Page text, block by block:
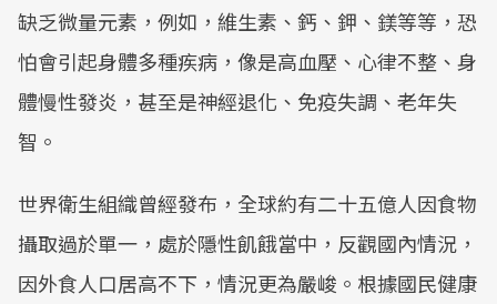
缺乏微量元素，例如，維生素、鈣、鉀、鎂等等，恐
怕會引起身體多種疾病，像是高血壓、心律不整、身
體慢性發炎，甚至是神經退化、免疫失調、老年失
智。
世界衛生組織曾經發布，全球約有二十五億人因食物
攝取過於單一，處於隱性飢餓當中，反觀國內情況，
因外食人口居高不下，情況更為嚴峻。根據國民健康